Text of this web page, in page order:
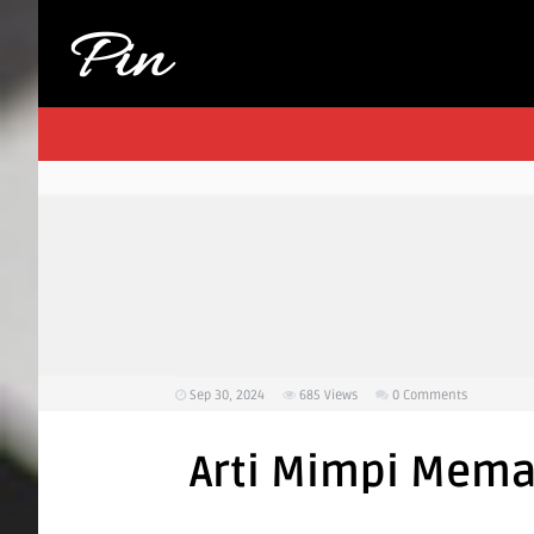
Sep 30, 2024 685 Views 0 Comments
Arti Mimpi